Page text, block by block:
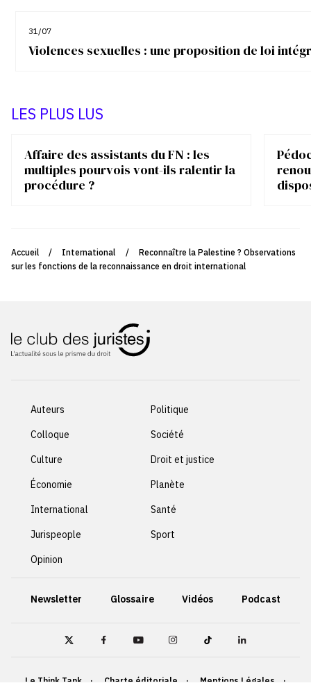
31/07
Violences sexuelles : une proposition de loi
LES PLUS LUS
Affaire des assistants du FN : les
multiples pourvois vont-ils ralentir la
procédure ?
Accueil / International /
Reconnaître la Palestine ? Observations
sur les fonctions de la reconnaissance en droit international
Auteurs
Colloque
Culture
Économie
International
Jurispeople
Opinion
Politique
Société
Droit et justice
Planète
Santé
Sport
Newsletter Glossaire Vidéos Podcast
Le Think Tank Charte éditoriale Mentions Légales